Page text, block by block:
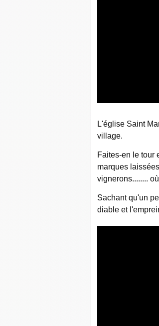
L'église Saint
village.
Faites-en le tour
marques
vignerons........
Sachant qu'un
diable et